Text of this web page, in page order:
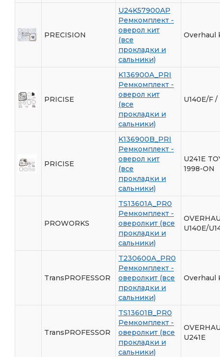
PRECISION
U24K57900AP
Ремкомплект -
оверол кит
(все
прокладки и
сальники)
Overhaul
PRICISE
K136900A_PRI
Ремкомплект -
оверол кит
(все
прокладки и
сальники)
U140E/F /
PRICISE
K136900B_PRI
Ремкомплект -
оверол кит
(все
прокладки и
сальники)
U241E
1998-ON
PROWORKS
TS13601A_PR0
Ремкомплект -
оверолкит (все
прокладки и
сальники)
U140E/
TransPROFESSOR
T230600A_PR0
Ремкомплект -
оверолкит (все
прокладки и
сальники)
Overhaul
TransPROFESSOR
TS13601B_PR0
Ремкомплект -
оверолкит (все
прокладки и
сальники)
U241E